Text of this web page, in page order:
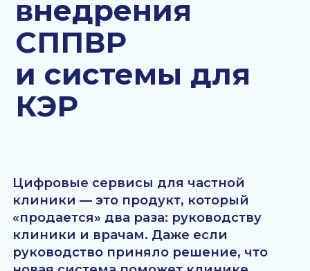
Записаться на демо
Цифровые сервисы для частной
клиники — это продукт, который
клиники и врачам. Даже если
руководство приняло решение, что
новая система поможет клинике
соответствовать стандартам
мотивация, чтобы изучить сервис
и использовать в рутине, — переход
всегда отнимает ресурсы. В статье
разбираем, почему врачи
сопротивляются инновациям,
и рассказываем об успешные
кейсах решения проблемы.